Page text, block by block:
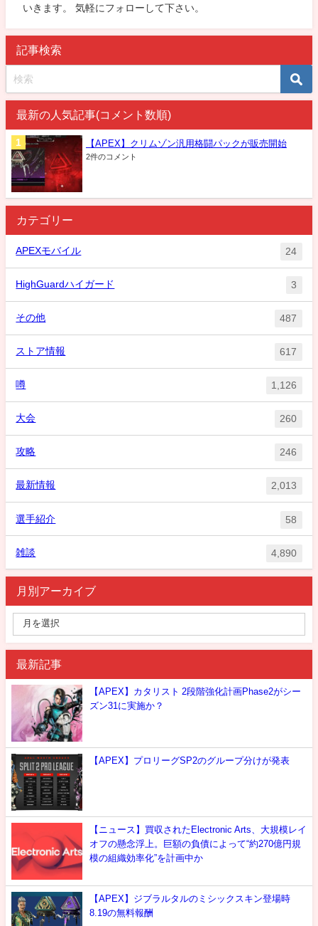
いきます。 気軽にフォローして下さい。
記事検索
最新の人気記事(コメント数順)
【APEX】クリムゾン汎用格闘パックが販売開始
2件のコメント
カテゴリー
APEXモバイル 24
HighGuardハイガード 3
その他 487
ストア情報 617
噂 1,126
大会 260
攻略 246
最新情報 2,013
選手紹介 58
雑談 4,890
月別アーカイブ
最新記事
【APEX】カタリスト 2段階強化計画Phase2がシー
ズン31に実施か？
【APEX】プロリーグSP2のグループ分けが発表
【ニュース】買収されたElectronic Arts、大規模レイ
オフの懸念浮上。巨額の負債によって“約270億円規
模の組織効率化”を計画中か
【APEX】ジブラルタルのミシックスキン登場時
8.19の無料報酬